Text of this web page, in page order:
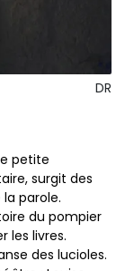
DR
petite
surgit des
parole.
du pompier
les livres.
des lucioles.